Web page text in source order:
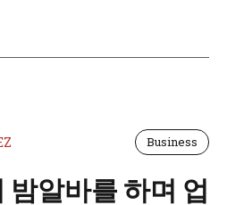
Business
밤알바를 하며 업